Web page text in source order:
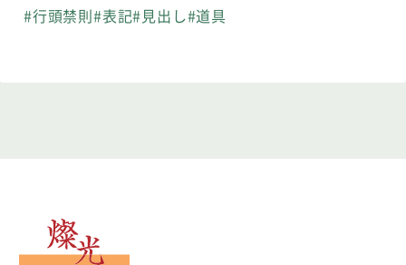
#行頭禁則#表記#見出し#道具
文字工房燦光